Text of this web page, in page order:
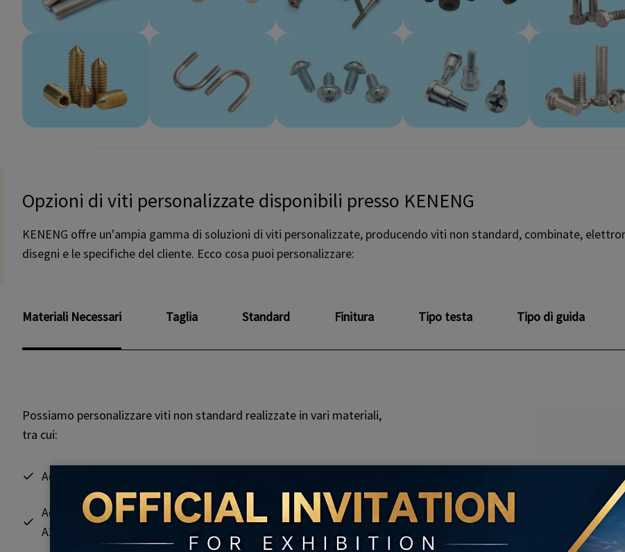
Opzioni di viti personalizzate disponibili presso KENENG
KENENG offre un'ampia gamma di soluzioni di viti personalizzate, producendo viti non standard, combinate,
disegni e le specifiche del cliente. Ecco cosa puoi personalizzare:
Materiali Necessari Taglia Standard Finitura Tipo testa Tipo di guida
Possiamo personalizzare viti non standard realizzate in vari materiali,
tra cui:
Acciaio al carbonio
Acciaio inossidabile (SUS201, 301, 304, 316, 316L, 310, 410, 420,
A2, A4, acciaio inossidabile duplex)